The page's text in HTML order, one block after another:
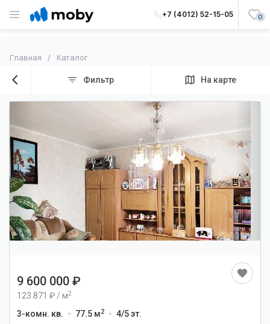
+7 (4012) 52-15-05 0
Главная Каталог
Фильтр На карте
1/20
9 600 000
123 871 / м2
3-комн. кв. 77.5 м2
4/5 эт.